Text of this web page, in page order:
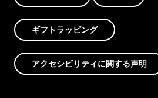
ギフトラッピング
アクセシビリティに関する声明